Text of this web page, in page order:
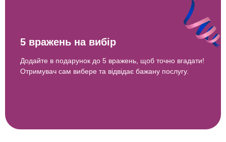
5 вражень на вибір
Додайте в подарунок до 5 вражень, щоб точно вгадати!
Отримувач сам вибере та відвідає бажану послугу.